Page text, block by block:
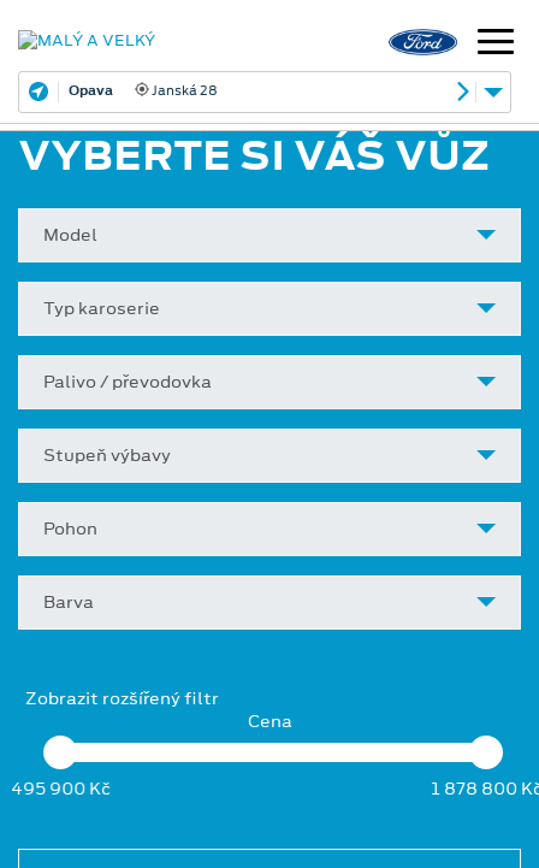
Opava Janská 28
VYBERTE SI VÁŠ VŮZ
Model
Typ karoserie
Palivo / převodovka
Stupeň výbavy
Pohon
Barva
Zobrazit rozšířený filtr
Cena
495 900 Kč 1 878 800